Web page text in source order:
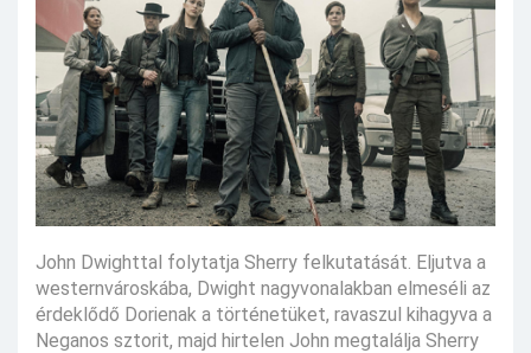
John Dwighttal folytatja Sherry felkutatását. Eljutva a
westernvároskába, Dwight nagyvonalakban elmeséli az
érdeklődő Dorienak a történetüket, ravaszul kihagyva a
Neganos sztorit, majd hirtelen John megtalálja Sherry